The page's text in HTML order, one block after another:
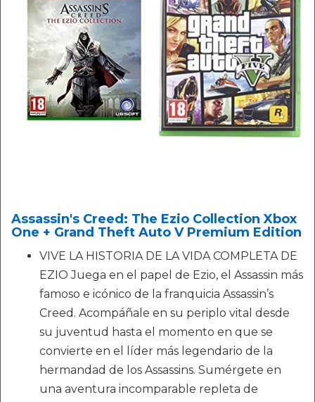
Assassin's Creed: The Ezio Collection Xbox
One + Grand Theft Auto V Premium Edition
VIVE LA HISTORIA DE LA VIDA COMPLETA DE
EZIO Juega en el papel de Ezio, el Assassin más
famoso e icónico de la franquicia Assassin’s
Creed. Acompáñale en su periplo vital desde
su juventud hasta el momento en que se
convierte en el líder más legendario de la
hermandad de los Assassins. Sumérgete en
una aventura incomparable repleta de